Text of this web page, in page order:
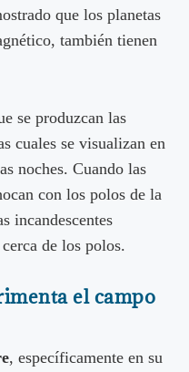
que los planetas
también tienen
se produzcan las
cuales se visualizan en
noches. Cuando las
con los polos de la
incandescentes
de los polos.
el campo
, específicamente en su